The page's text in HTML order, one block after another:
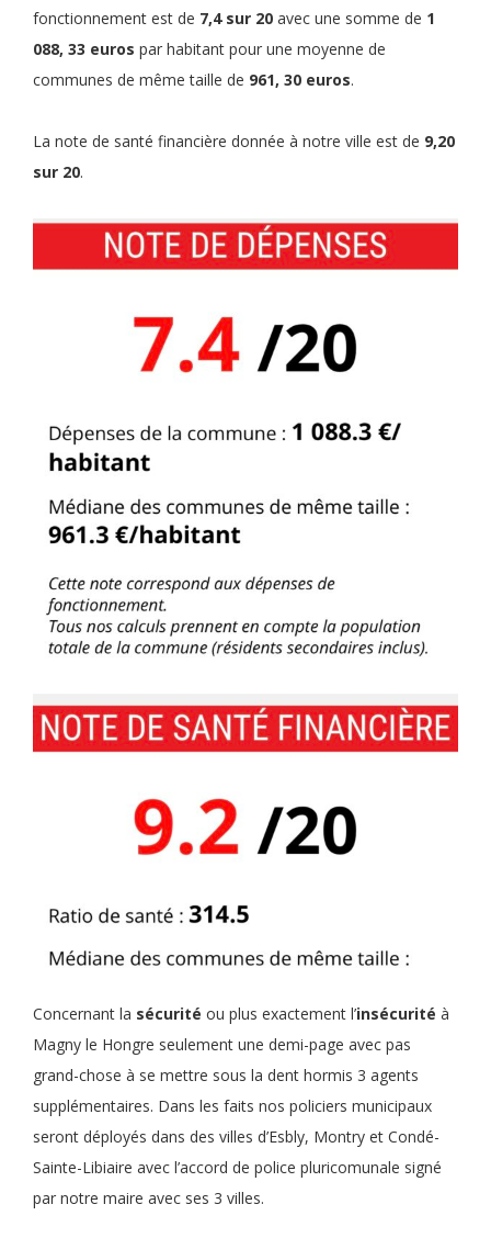
fonctionnement est de 7,4 sur 20 avec une somme de 1
088, 33 euros par habitant pour une moyenne de
communes de même taille de 961, 30 euros.
La note de santé financière donnée à notre ville est de 9,20
sur 20.
Concernant la sécurité ou plus exactement l’insécurité à
Magny le Hongre seulement une demi-page avec pas
grand-chose à se mettre sous la dent hormis 3 agents
supplémentaires. Dans les faits nos policiers municipaux
seront déployés dans des villes d’Esbly, Montry et Condé-
Sainte-Libiaire avec l’accord de police pluricomunale signé
par notre maire avec ses 3 villes.